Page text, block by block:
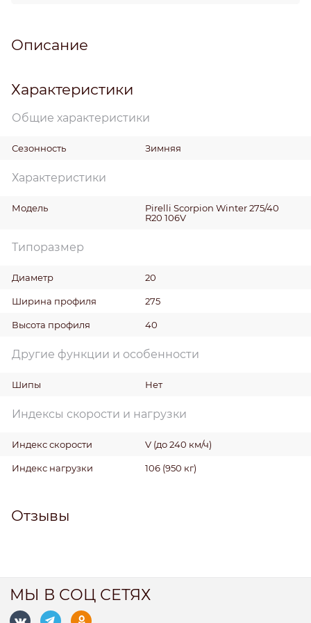
Описание
Характеристики
Общие характеристики
Сезонность Зимняя
Характеристики
Модель
Pirelli Scorpion Winter 275/40
R20 106V
Типоразмер
Диаметр 20
Ширина профиля 275
Высота профиля 40
Другие функции и особенности
Шипы Нет
Индексы скорости и нагрузки
Индекс скорости V (до 240 км/ч)
Индекс нагрузки 106 (950 кг)
Отзывы
МЫ В СОЦ СЕТЯХ